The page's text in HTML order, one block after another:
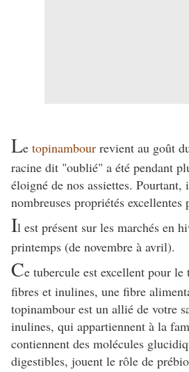
Le topinambour revient au goût
racine dit "oublié" a été pendant
éloigné de nos assiettes. Pourtant,
nombreuses propriétés excellentes
Il est présent sur les marchés en
printemps (de novembre à avril).
Ce tubercule est excellent pour
fibres et inulines, une fibre
topinambour est un allié de votre
inulines, qui appartiennent à la
contiennent des molécules
digestibles, jouent le rôle de